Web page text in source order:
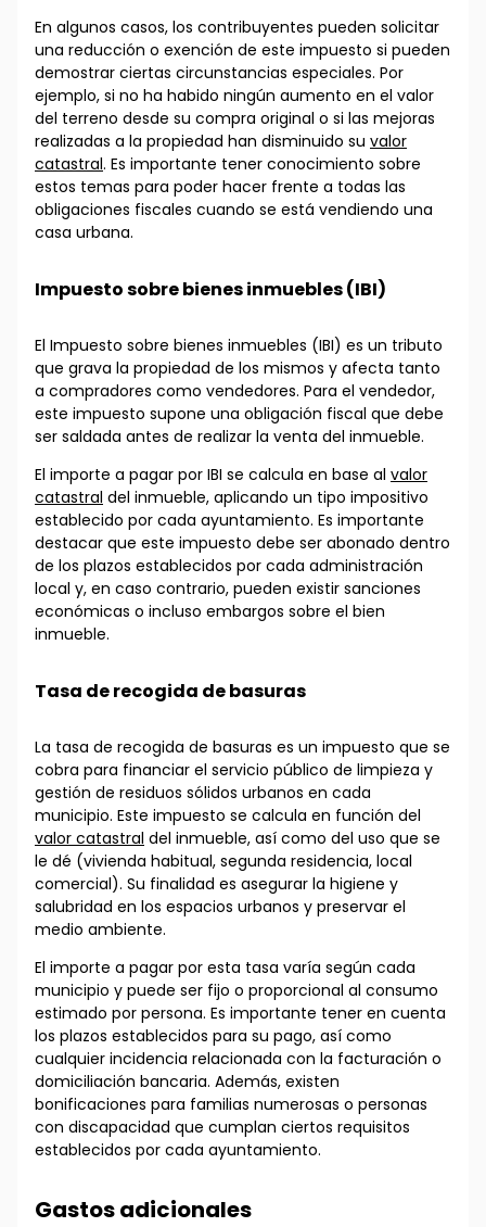
En algunos casos, los contribuyentes pueden solicitar
una reducción o exención de este impuesto si pueden
demostrar ciertas circunstancias especiales. Por
ejemplo, si no ha habido ningún aumento en el valor
del terreno desde su compra original o si las mejoras
realizadas a la propiedad han disminuido su valor
catastral. Es importante tener conocimiento sobre
estos temas para poder hacer frente a todas las
obligaciones fiscales cuando se está vendiendo una
casa urbana.
Impuesto sobre bienes inmuebles (IBI)
El Impuesto sobre bienes inmuebles (IBI) es un tributo
que grava la propiedad de los mismos y afecta tanto
a compradores como vendedores. Para el vendedor,
este impuesto supone una obligación fiscal que debe
ser saldada antes de realizar la venta del inmueble.
El importe a pagar por IBI se calcula en base al valor
catastral del inmueble, aplicando un tipo impositivo
establecido por cada ayuntamiento. Es importante
destacar que este impuesto debe ser abonado dentro
de los plazos establecidos por cada administración
local y, en caso contrario, pueden existir sanciones
económicas o incluso embargos sobre el bien
inmueble.
Tasa de recogida de basuras
La tasa de recogida de basuras es un impuesto que se
cobra para financiar el servicio público de limpieza y
gestión de residuos sólidos urbanos en cada
municipio. Este impuesto se calcula en función del
valor catastral del inmueble, así como del uso que se
le dé (vivienda habitual, segunda residencia, local
comercial). Su finalidad es asegurar la higiene y
salubridad en los espacios urbanos y preservar el
medio ambiente.
El importe a pagar por esta tasa varía según cada
municipio y puede ser fijo o proporcional al consumo
estimado por persona. Es importante tener en cuenta
los plazos establecidos para su pago, así como
cualquier incidencia relacionada con la facturación o
domiciliación bancaria. Además, existen
bonificaciones para familias numerosas o personas
con discapacidad que cumplan ciertos requisitos
establecidos por cada ayuntamiento.
Gastos adicionales